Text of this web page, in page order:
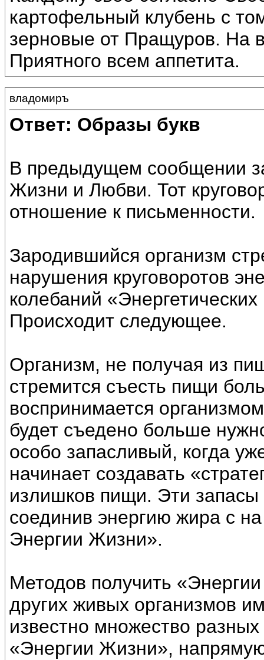
картофельный клубень с
зерновые от Пращуров. На
Приятного всем аппетита.
владомиръ
Ответ: Образы букв
В предыдущем сообщении
Жизни и Любви. Тот
отношение к письменности.
Зародившийся организм
нарушения круговоротов
колебаний
Происходит следующее.
Организм, не получая из
стремится съесть пищи
воспринимается
будет съедено больше
особо запасливый, когда
начинает создавать
излишков пищи. Эти
соединив энергию жира с
Энергии Жизни».
Методов получить
других живых организмов
известно множество
«Энергии Жизни»,